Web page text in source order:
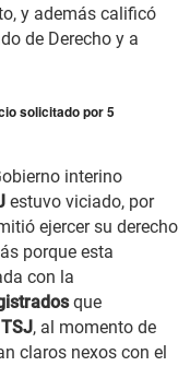
y además calificó
de Derecho y a
solicitado por 5
interino
estuvo viciado, por
ejercer su derecho
porque esta
con la
que
, al momento de
claros nexos con el